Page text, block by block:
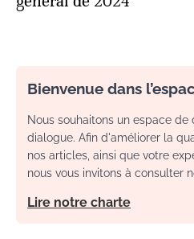
Bienvenue dans
Nous souhaitons un espace de
dialogue. Afin d'améliorer la
nos articles, ainsi que votre
nous vous invitons à consulter
Lire notre charte